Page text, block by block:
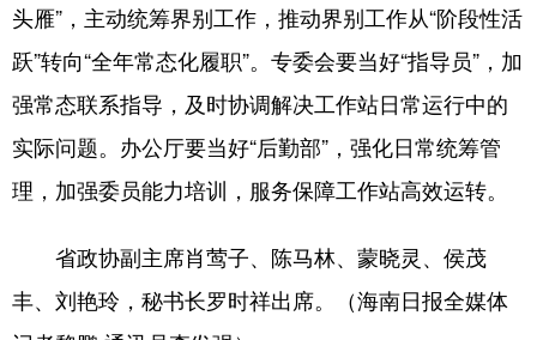
头雁”，主动统筹界别工作，推动界别工作从“阶段性活
跃”转向“全年常态化履职”。专委会要当好“指导员”，加
强常态联系指导，及时协调解决工作站日常运行中的
实际问题。办公厅要当好“后勤部”，强化日常统筹管
理，加强委员能力培训，服务保障工作站高效运转。
省政协副主席肖莺子、陈马林、蒙晓灵、侯茂
丰、刘艳玲，秘书长罗时祥出席。（海南日报全媒体